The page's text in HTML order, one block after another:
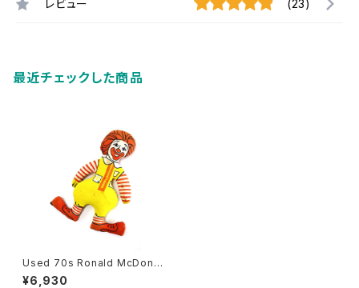
レビュー (23)
最近チェックした商品
Used 70s Ronald McDonal
d Old Pillow Doll 古着
¥6,930